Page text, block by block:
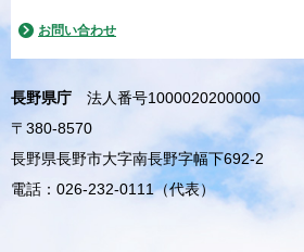
お問い合わせ
長野県庁
法人番号1000020200000
〒380-8570
長野県長野市大字南長野字幅下692-2
電話：026-232-0111（代表）